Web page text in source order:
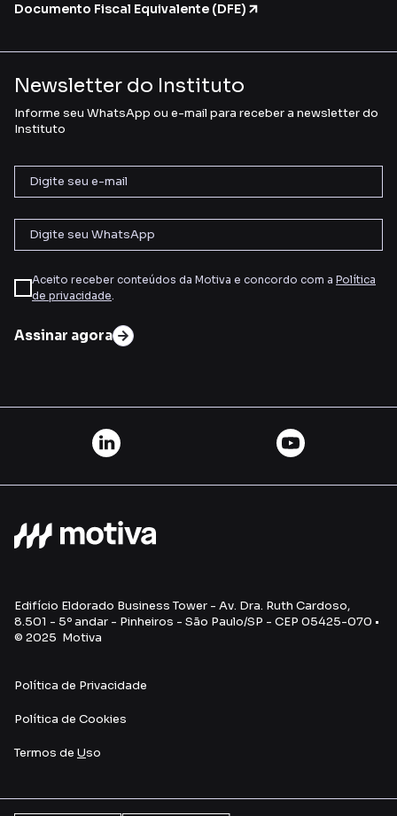
Documento Fiscal Equivalente (DFE)
Newsletter do Instituto
Informe seu WhatsApp ou e-mail para receber a newsletter do
Instituto
Aceito receber conteúdos da Motiva e concordo com a Política
de privacidade.
Assinar agora
Edifício Eldorado Business Tower - Av. Dra. Ruth Cardoso,
8.501 - 5º andar - Pinheiros - São Paulo/SP - CEP 05425-070 •
© 2025 Motiva
Política de Privacidade
Política de Cookies
Termos de Uso